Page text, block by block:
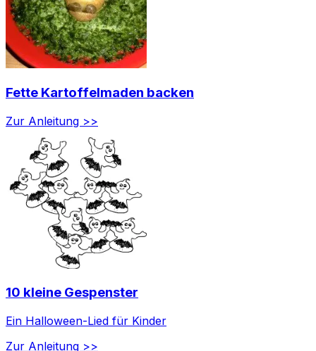
Fette Kartoffelmaden backen
Zur Anleitung >>
10 kleine Gespenster
Ein Halloween-Lied für Kinder
Zur Anleitung >>